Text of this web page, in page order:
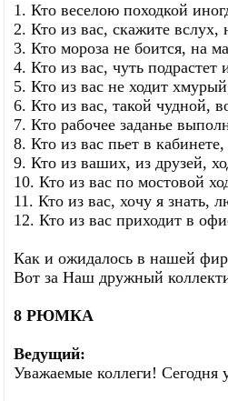
1. Кто веселою походкой
2. Кто из вас, скажите вслух,
3. Кто мороза не боится, на
4. Кто из вас, чуть подрастет
5. Кто из вас не ходит
6. Кто из вас, такой чудной,
7. Кто рабочее заданье
8. Кто из вас пьет в
9. Кто из ваших, из друзей,
10. Кто из вас по мостовой
11. Кто из вас, хочу я знать,
12. Кто из вас приходит в
Как и ожидалось в нашей
Вот за Наш дружный
8 РЮМКА
Ведущий:
Уважаемые коллеги! Сегодня